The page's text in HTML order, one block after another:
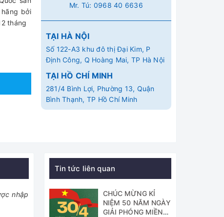
bởi
tháng
Mr. Tú: 0968 40 6636
TẠI HÀ NỘI
Số 122-A3 khu đô thị Đại Kim, P
Định Công, Q Hoàng Mai, TP Hà Nội
TẠI HỒ CHÍ MINH
281/4 Bình Lợi, Phường 13, Quận
Bình Thạnh, TP Hồ Chí Minh
nhập
Tin tức liên quan
CHÚC MỪNG KỈ
NIỆM 50 NĂM NGÀY
GIẢI PHÓNG MIỀN